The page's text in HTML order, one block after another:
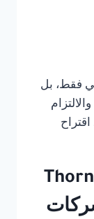
فقط، بل
صيانة نظام انذار حريق Thorn